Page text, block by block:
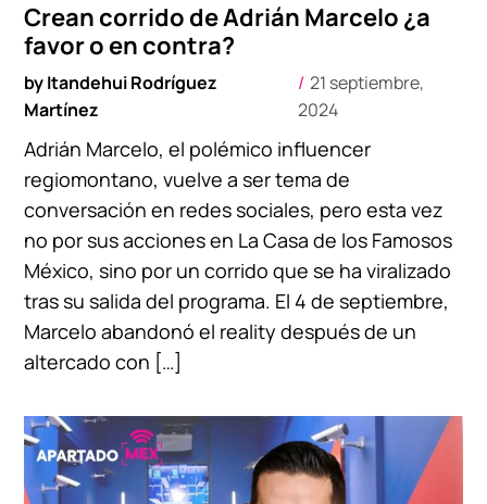
Crean corrido de Adrián Marcelo ¿a
favor o en contra?
byItandehui Rodríguez
Martínez
21 septiembre,
2024
Adrián Marcelo, el polémico influencer
regiomontano, vuelve a ser tema de
conversación en redes sociales, pero esta vez
no por sus acciones en La Casa de los Famosos
México, sino por un corrido que se ha viralizado
tras su salida del programa. El 4 de septiembre,
Marcelo abandonó el reality después de un
altercado con […]